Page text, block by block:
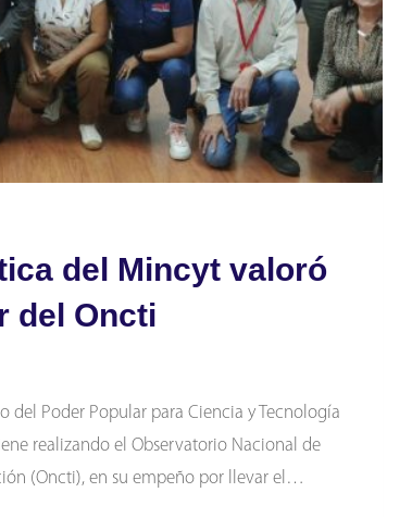
DE
RECOLECCIÓN
DE
DE
INVESTIGACIÓN
del Mincyt valoró
del Oncti
del Poder Popular para Ciencia y Tecnología
realizando el Observatorio Nacional de
(Oncti), en su empeño por llevar el…